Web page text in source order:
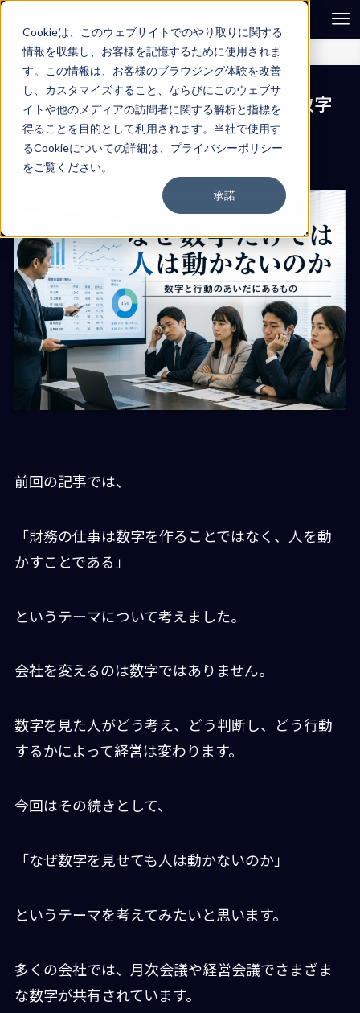
Cookieは、このウェブサイトでのやり取りに関する
情報を収集し、お客様を記憶するために使用されま
す。この情報は、お客様のブラウジング体験を改善
し、カスタマイズすること、ならびにこのウェブサ
イトや他のメディアの訪問者に関する解析と指標を
得ることを目的として利用されます。当社で使用す
るCookieについての詳細は、プライバシーポリシー
をご覧ください。
承諾
ホーム ブログ
人を動かす財務 第2回 なぜ数字
だけでは人は動かないのか
2026
6/25
ブログ 2026年6月25日
前回の記事では、
「財務の仕事は数字を作ることではなく、人を動
かすことである」
というテーマについて考えました。
会社を変えるのは数字ではありません。
数字を見た人がどう考え、どう判断し、どう行動
するかによって経営は変わります。
今回はその続きとして、
「なぜ数字を見せても人は動かないのか」
というテーマを考えてみたいと思います。
多くの会社では、月次会議や経営会議でさまざま
な数字が共有されています。